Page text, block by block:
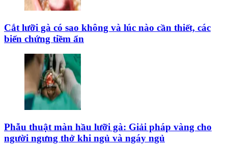
Cắt lưỡi gà có sao không và lúc nào cần thiết, các
biến chứng tiềm ẩn
Phẫu thuật màn hầu lưỡi gà: Giải pháp vàng cho
người ngưng thở khi ngủ và ngáy ngủ